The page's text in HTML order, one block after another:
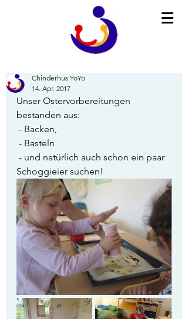
Chinderhus YoYo
14. Apr. 2017
Unser Ostervorbereitungen
bestanden aus:
- Backen,
- Basteln
Schoggieier suchen!